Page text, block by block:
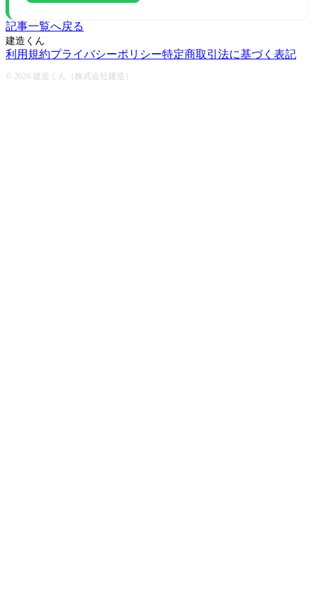
記事一覧へ戻る
建造くん
利用規約プライバシーポリシー特定商取引法に基づく表記
© 2026 建造くん（株式会社建造）